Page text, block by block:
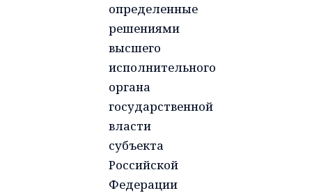
определенные
решениями
высшего
исполнительного
органа
государственной
власти
субъекта
Российской
Федерации